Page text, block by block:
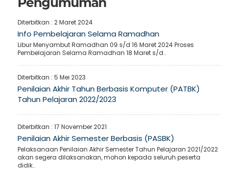
Diterbitkan :2 Maret 2024
Info Pembelajaran Selama Ramadhan
Libur Menyambut Ramadhan 09 s/d 16 Maret 2024 Proses
Pembelajaran Selama Ramadhan 18 Maret s/d..
Diterbitkan :5 Mei 2023
Penilaian Akhir Tahun Berbasis Komputer (PATBK)
Tahun Pelajaran 2022/2023
Diterbitkan :17 November 2021
Penilaian Akhir Semester Berbasis (PASBK)
Pelaksanaan Penilaian Akhir Semester Tahun Pelajaran 2021/2022
akan segera dilaksanakan, mohon kepada seluruh peserta
didik..